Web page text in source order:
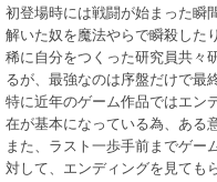
初登場時には戦闘が始まった瞬
解いた奴を魔法やらで瞬殺した
稀に自分をつくった研究員共々
るが、最強なのは序盤だけで最
特に近年のゲーム作品ではエン
在が基本になっている為、ある
また、ラスト一歩手前までゲー
対して、エンディングを見ても